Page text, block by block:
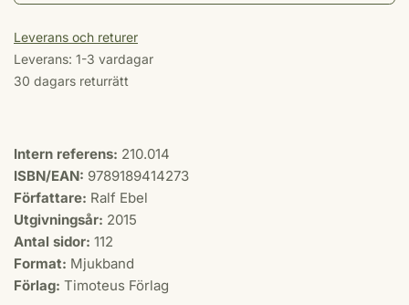
Leverans och returer
Leverans: 1-3 vardagar
30 dagars returrätt
Intern referens: 210.014
ISBN/EAN: 9789189414273
Författare: Ralf Ebel
Utgivningsår: 2015
Antal sidor: 112
Format: Mjukband
Förlag: Timoteus Förlag